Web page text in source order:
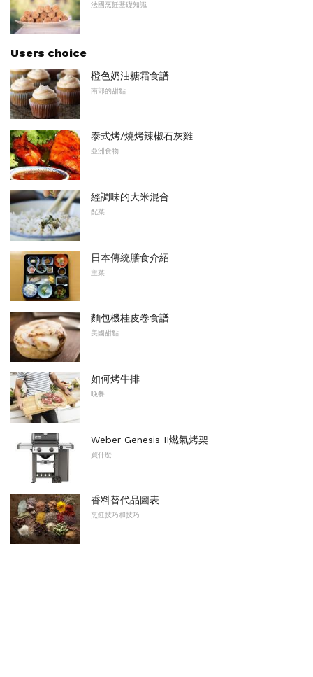
法國烹飪基礎知識
Users choice
橙色奶油糖霜食譜
南部的甜點
泰式烤/燒烤辣椒石灰雞
亞洲食物
經調味的大米混合
配菜
日本傳統膳食介紹
主菜
麵包機桂皮卷食譜
美國甜點
如何烤牛排
晚餐
Weber Genesis II燃氣烤架
買什麼
香料替代品圖表
烹飪技巧和技巧